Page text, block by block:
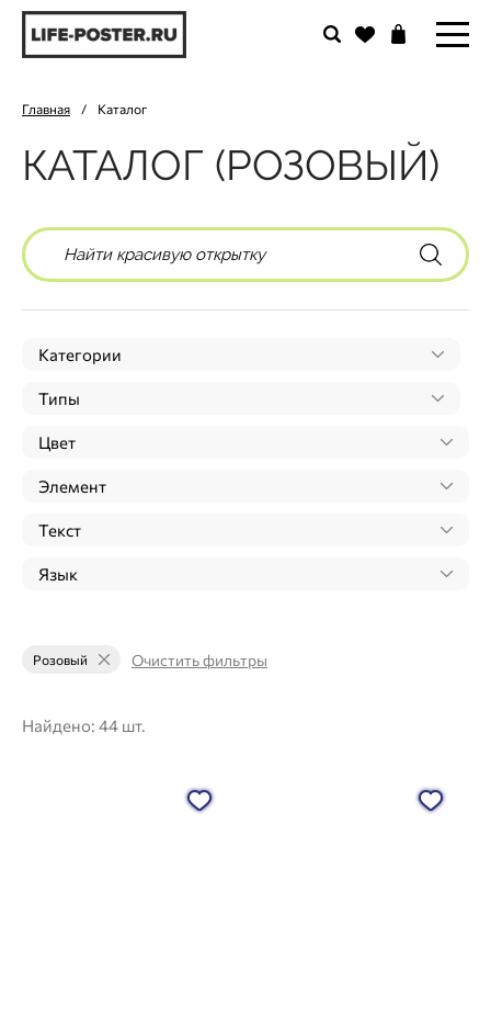
Главная / Каталог
КАТАЛОГ (РОЗОВЫЙ)
Категории
Типы
Цвет
Элемент
Текст
Язык
Розовый Очистить фильтры
Найдено: 44 шт.